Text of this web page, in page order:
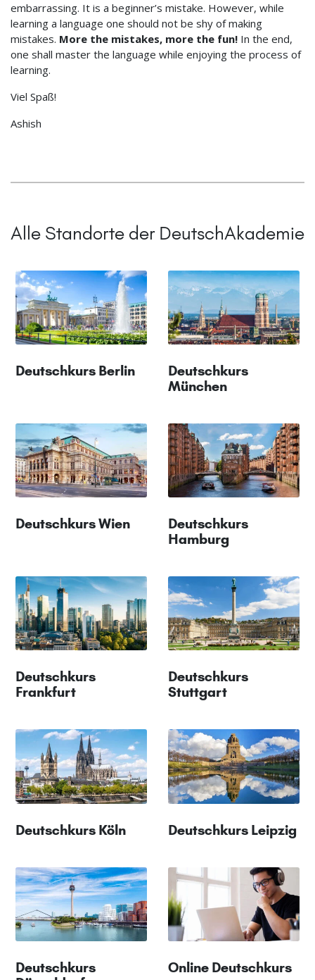
embarrassing. It is a beginner’s mistake. However, while
learning a language one should not be shy of making
mistakes. More the mistakes, more the fun! In the end,
one shall master the language while enjoying the process of
learning.
Viel Spaß!
Ashish
Alle Standorte der DeutschAkademie
Deutschkurs Berlin
Deutschkurs
München
Deutschkurs Wien
Deutschkurs
Hamburg
Deutschkurs
Frankfurt
Deutschkurs
Stuttgart
Deutschkurs Köln Deutschkurs Leipzig
Deutschkurs
Online Deutschkurs